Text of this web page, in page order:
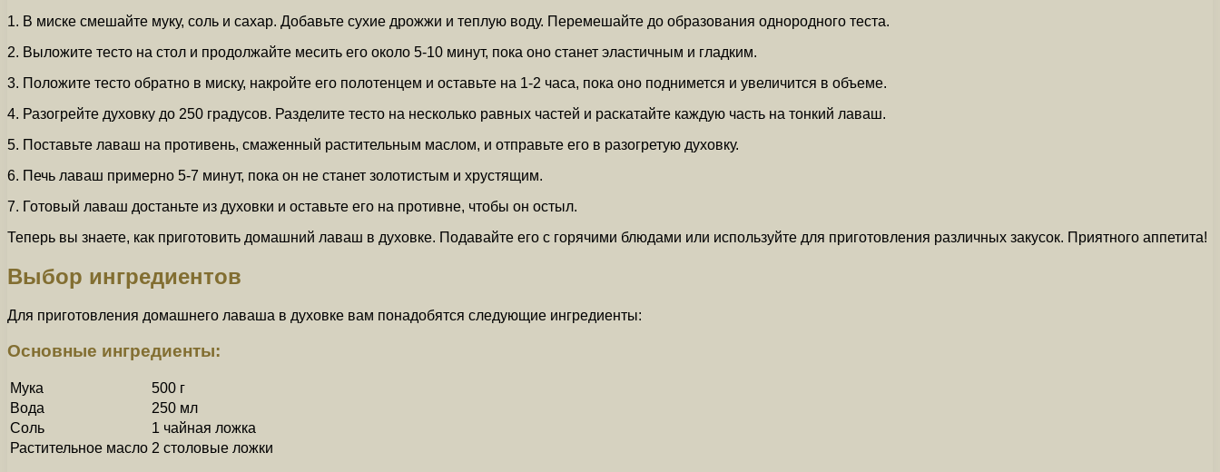
1. В миске смешайте муку, соль и сахар. Добавьте сухие дрожжи и теплую воду. Перемешайте до образования однородного теста.
2. Выложите тесто на стол и продолжайте месить его около 5-10 минут, пока оно станет эластичным и гладким.
3. Положите тесто обратно в миску, накройте его полотенцем и оставьте на 1-2 часа, пока оно поднимется и увеличится в объеме.
4. Разогрейте духовку до 250 градусов. Разделите тесто на несколько равных частей и раскатайте каждую часть на тонкий лаваш.
5. Поставьте лаваш на противень, смаженный растительным маслом, и отправьте его в разогретую духовку.
6. Печь лаваш примерно 5-7 минут, пока он не станет золотистым и хрустящим.
7. Готовый лаваш достаньте из духовки и оставьте его на противне, чтобы он остыл.
Теперь вы знаете, как приготовить домашний лаваш в духовке. Подавайте его с горячими блюдами или используйте для приготовления различных закусок. Приятного аппетита!
Выбор ингредиентов
Для приготовления домашнего лаваша в духовке вам понадобятся следующие ингредиенты:
Основные ингредиенты:
Мука
500 г
Вода
250 мл
Соль
1 чайная ложка
Растительное масло 2 столовые ложки